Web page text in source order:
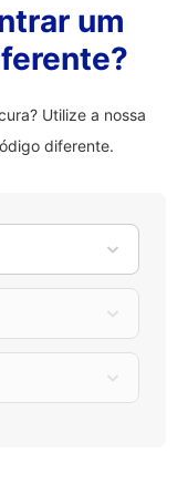
um
Utilize a nossa
diferente.